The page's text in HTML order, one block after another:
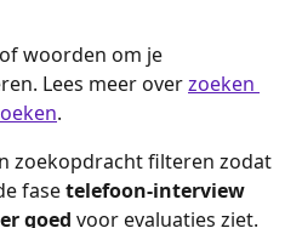
woorden om je
Lees meer over zoeken
.
zoekopdracht filteren zodat
fase telefoon-interview
goed voor evaluaties ziet.